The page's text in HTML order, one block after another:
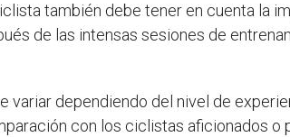
también debe tener en cuenta la
de las intensas sesiones de
dependiendo del nivel de
con los ciclistas aficionados o